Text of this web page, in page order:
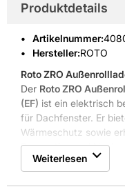
Produktdetails
Artikelnummer:
Hersteller:ROTO
Roto ZRO
Der Roto ZRO
(EF) ist ein elektrisch
für Dachfenster. Er
Wärmeschutz sowie
Renovation und Neubau.
Der Hersteller ROTO
steht seit 1935 für
Weiterlesen